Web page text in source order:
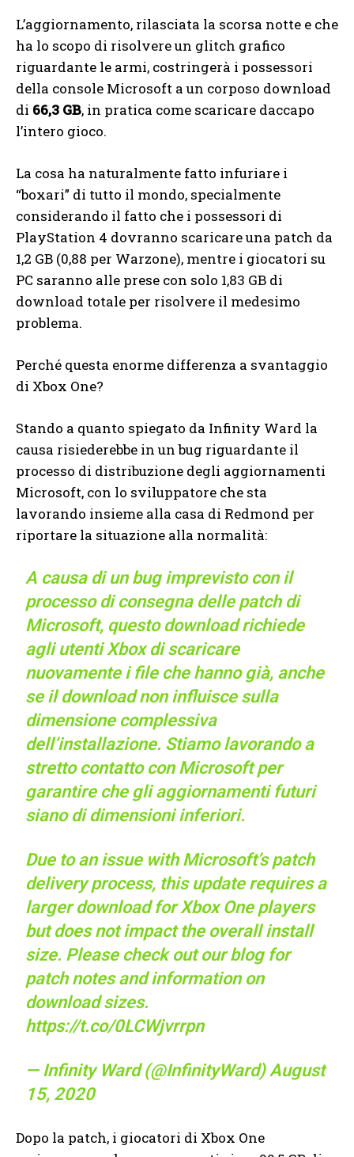
L’aggiornamento, rilasciata la scorsa notte e che
ha lo scopo di risolvere un glitch grafico
riguardante le armi, costringerà i possessori
della console Microsoft a un corposo download
di 66,3 GB, in pratica come scaricare daccapo
l’intero gioco.
La cosa ha naturalmente fatto infuriare i
“boxari” di tutto il mondo, specialmente
considerando il fatto che i possessori di
PlayStation 4 dovranno scaricare una patch da
1,2 GB (0,88 per Warzone), mentre i giocatori su
PC saranno alle prese con solo 1,83 GB di
download totale per risolvere il medesimo
problema.
Perché questa enorme differenza a svantaggio
di Xbox One?
Stando a quanto spiegato da Infinity Ward la
causa risiederebbe in un bug riguardante il
processo di distribuzione degli aggiornamenti
Microsoft, con lo sviluppatore che sta
lavorando insieme alla casa di Redmond per
riportare la situazione alla normalità:
A causa di un bug imprevisto con il
processo di consegna delle patch di
Microsoft, questo download richiede
agli utenti Xbox di scaricare
nuovamente i file che hanno già, anche
se il download non influisce sulla
dimensione complessiva
dell’installazione. Stiamo lavorando a
stretto contatto con Microsoft per
garantire che gli aggiornamenti futuri
siano di dimensioni inferiori.
Due to an issue with Microsoft’s patch
delivery process, this update requires a
larger download for Xbox One players
but does not impact the overall install
size. Please check out our blog for
patch notes and information on
download sizes.
https://t.co/0LCWjvrrpn
— Infinity Ward (@InfinityWard) August
15, 2020
Dopo la patch, i giocatori di Xbox One